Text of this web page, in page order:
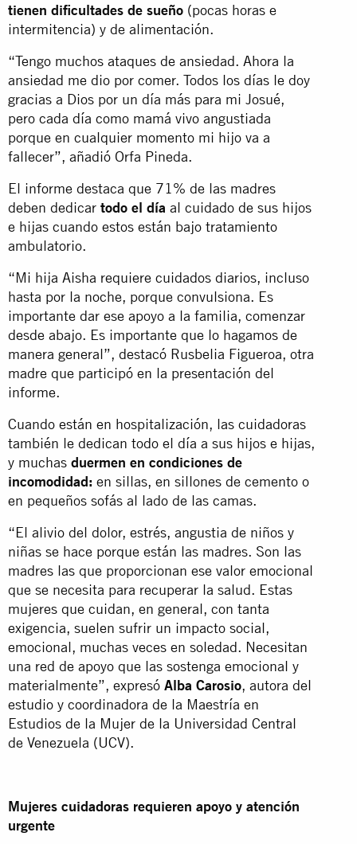
tienen dificultades de sueño (pocas horas e
intermitencia) y de alimentación.
“Tengo muchos ataques de ansiedad. Ahora la
ansiedad me dio por comer. Todos los días le doy
gracias a Dios por un día más para mi Josué,
pero cada día como mamá vivo angustiada
porque en cualquier momento mi hijo va a
fallecer”, añadió Orfa Pineda.
El informe destaca que 71% de las madres
deben dedicar todo el día al cuidado de sus hijos
e hijas cuando estos están bajo tratamiento
ambulatorio.
“Mi hija Aisha requiere cuidados diarios, incluso
hasta por la noche, porque convulsiona. Es
importante dar ese apoyo a la familia, comenzar
desde abajo. Es importante que lo hagamos de
manera general”, destacó Rusbelia Figueroa, otra
madre que participó en la presentación del
informe.
Cuando están en hospitalización, las cuidadoras
también le dedican todo el día a sus hijos e hijas,
y muchas duermen en condiciones de
incomodidad: en sillas, en sillones de cemento o
en pequeños sofás al lado de las camas.
“El alivio del dolor, estrés, angustia de niños y
niñas se hace porque están las madres. Son las
madres las que proporcionan ese valor emocional
que se necesita para recuperar la salud. Estas
mujeres que cuidan, en general, con tanta
exigencia, suelen sufrir un impacto social,
emocional, muchas veces en soledad. Necesitan
una red de apoyo que las sostenga emocional y
materialmente”, expresó Alba Carosio, autora del
estudio y coordinadora de la Maestría en
Estudios de la Mujer de la Universidad Central
de Venezuela (UCV).
Mujeres cuidadoras requieren apoyo y atención
urgente